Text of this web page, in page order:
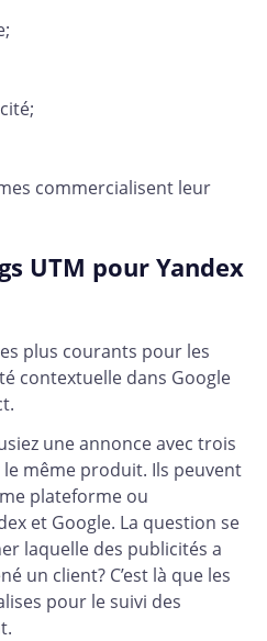
commercialisent leur
UTM pour Yandex
plus courants pour les
contextuelle dans Google
une annonce avec trois
même produit. Ils peuvent
plateforme ou
et Google. La question se
laquelle des publicités a
un client? C’est là que les
pour le suivi des